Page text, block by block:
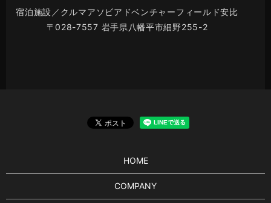
宿泊施設／クルマアソビアドベンチャーフィールド安比
〒028-7557 岩手県八幡平市細野255-2
HOME
COMPANY